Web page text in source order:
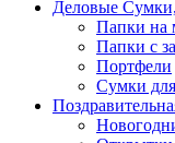
Деловые
Папки на
Папки с
Портфели
Сумки